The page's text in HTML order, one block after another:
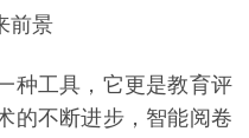
前景
工具，它更是教育评
的不断进步，智能阅卷